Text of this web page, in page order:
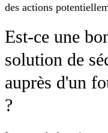
des actions
Est-ce une
solution de
auprès d'un
?